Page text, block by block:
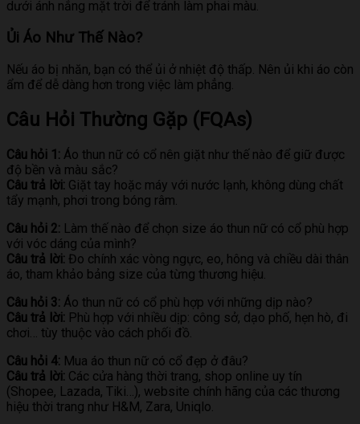
dưới ánh nắng mặt trời để tránh làm phai màu.
Ủi Áo Như Thế Nào?
Nếu áo bị nhăn, bạn có thể ủi ở nhiệt độ thấp. Nên ủi khi áo còn
ẩm để dễ dàng hơn trong việc làm phẳng.
Câu Hỏi Thường Gặp (FQAs)
Câu hỏi 1: Áo thun nữ có cổ nên giặt như thế nào để giữ được
độ bền và màu sắc?
Câu trả lời: Giặt tay hoặc máy với nước lạnh, không dùng chất
tẩy mạnh, phơi trong bóng râm.
Câu hỏi 2: Làm thế nào để chọn size áo thun nữ có cổ phù hợp
với vóc dáng của mình?
Câu trả lời: Đo chính xác vòng ngực, eo, hông và chiều dài thân
áo, tham khảo bảng size của từng thương hiệu.
Câu hỏi 3: Áo thun nữ có cổ phù hợp với những dịp nào?
Câu trả lời: Phù hợp với nhiều dịp: công sở, dạo phố, hẹn hò, đi
chơi… tùy thuộc vào cách phối đồ.
Câu hỏi 4: Mua áo thun nữ có cổ đẹp ở đâu?
Câu trả lời: Các cửa hàng thời trang, shop online uy tín
(Shopee, Lazada, Tiki…), website chính hãng của các thương
hiệu thời trang như H&M, Zara, Uniqlo.